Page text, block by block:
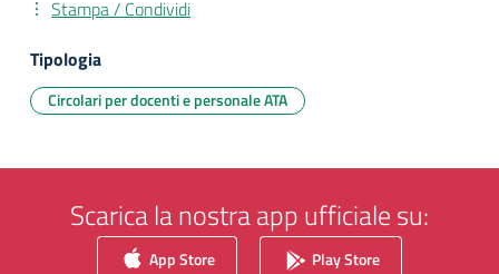
Stampa / Condividi
Tipologia
Circolari per docenti e personale ATA
Scarica la nostra app ufficiale su:
App Store Play Store